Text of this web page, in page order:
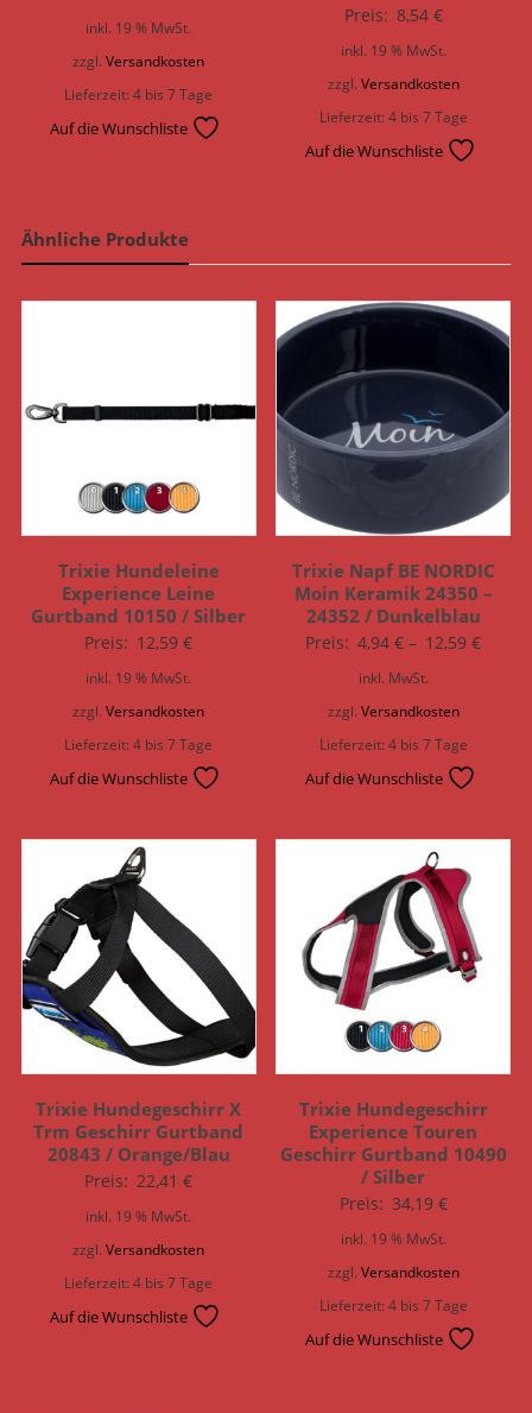
inkl. 19 % MwSt.
zzgl.Versandkosten
Lieferzeit:4 bis 7 Tage
Auf die Wunschliste
Preis: 8,54 €
inkl. 19 % MwSt.
zzgl.Versandkosten
Lieferzeit:4 bis 7 Tage
Auf die Wunschliste
Ähnliche Produkte
Trixie Hundeleine
Experience Leine
Gurtband 10150 / Silber
Preis: 12,59€
inkl. 19 % MwSt.
zzgl.Versandkosten
Lieferzeit:4 bis 7 Tage
Auf die Wunschliste
Trixie Napf BE NORDIC
Moin Keramik 24350 –
24352 / Dunkelblau
Preis: 4,94€ – 12,59€
inkl. MwSt.
zzgl. Versandkosten
Lieferzeit:4 bis 7 Tage
Auf die Wunschliste
Trixie Hundegeschirr X
Trm Geschirr Gurtband
20843 / Orange/Blau
Preis: 22,41€
inkl. 19 % MwSt.
zzgl.Versandkosten
Lieferzeit:4 bis 7 Tage
Auf die Wunschliste
Trixie Hundegeschirr
Experience Touren
Geschirr Gurtband 10490
/ Silber
Preis: 34,19 €
inkl. 19 % MwSt.
zzgl. Versandkosten
Lieferzeit:4 bis 7 Tage
Auf die Wunschliste